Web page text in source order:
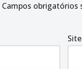
Campos obrigatórios
Site